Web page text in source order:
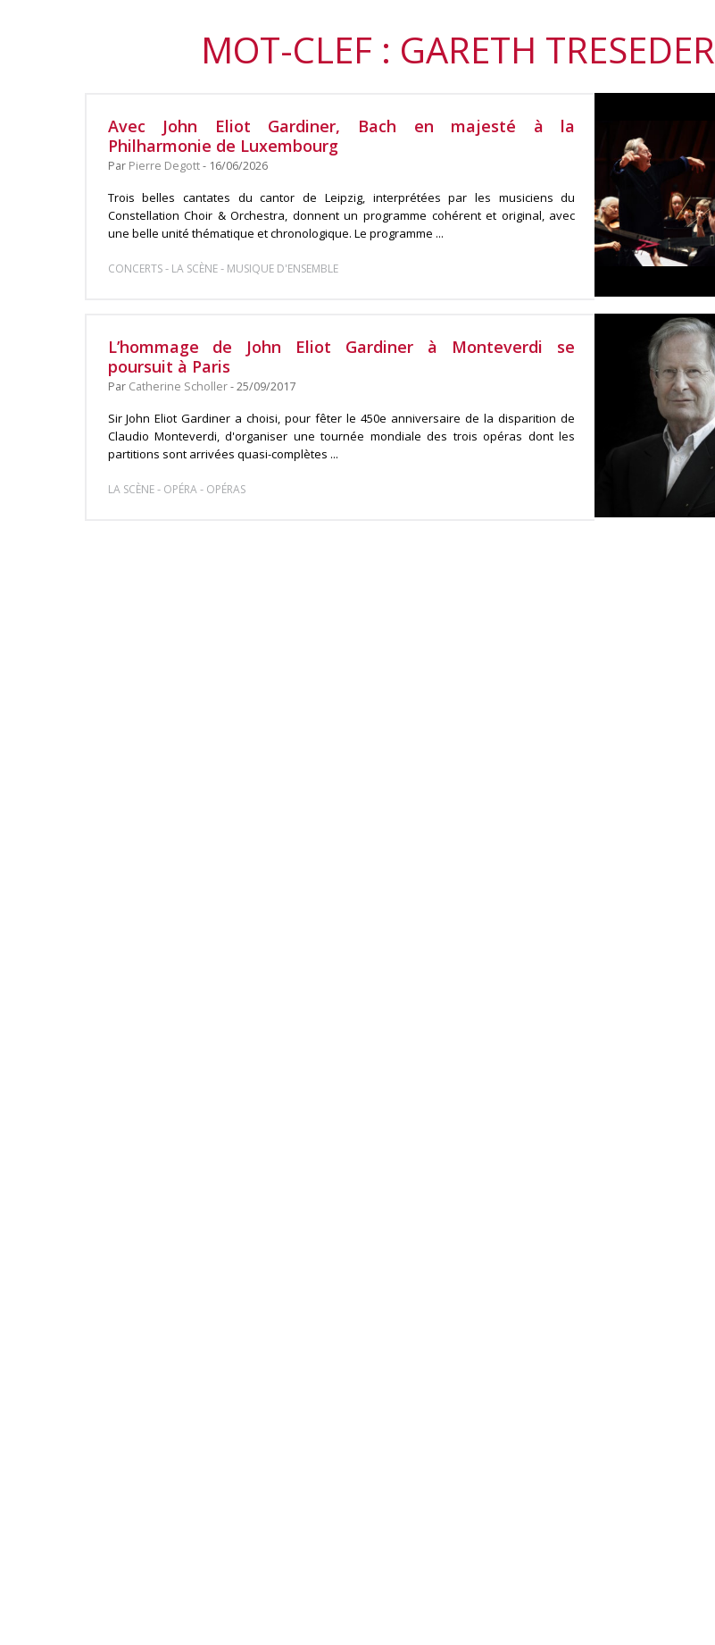
MOT-CLEF : GARETH TRESEDER
Avec John Eliot Gardiner, Bach en majesté à la
Philharmonie de Luxembourg
Par Pierre Degott- 16/06/2026
Trois belles cantates du cantor de Leipzig, interprétées par les musiciens du
Constellation Choir & Orchestra, donnent un programme cohérent et original, avec
une belle unité thématique et chronologique. Le programme ...
CONCERTS- LA SCÈNE- MUSIQUE D'ENSEMBLE
L’hommage de John Eliot Gardiner à Monteverdi se
poursuit à Paris
Par Catherine Scholler- 25/09/2017
Sir John Eliot Gardiner a choisi, pour fêter le 450e anniversaire de la disparition de
Claudio Monteverdi, d'organiser une tournée mondiale des trois opéras dont les
partitions sont arrivées quasi-complètes ...
LA SCÈNE- OPÉRA- OPÉRAS